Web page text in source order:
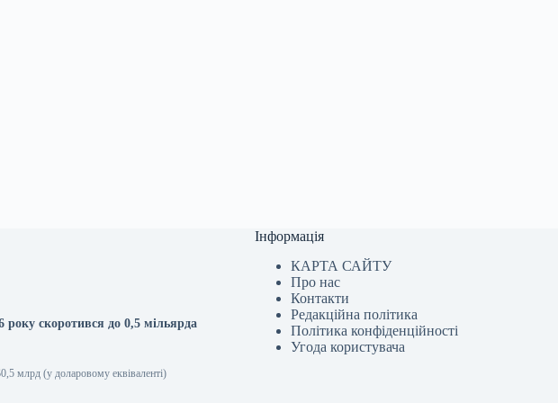
скоротився до 0,5 мільярда
млрд (у доларовому еквіваленті)
Інформація
КАРТА САЙТУ
Про нас
Контакти
Редакційна політика
Політика конфіденційності
Угода користувача